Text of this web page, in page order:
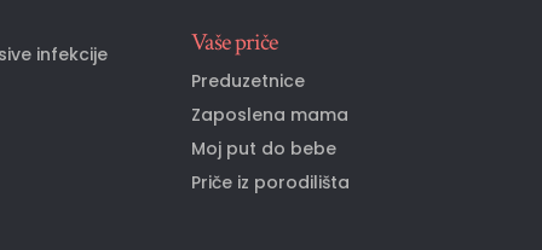
infekcije Vaše priče
Preduzetnice
Zaposlena mama
Moj put do bebe
Priče iz porodilišta